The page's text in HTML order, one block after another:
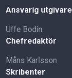
Ansvarig utgivare
Uffe Bodin
Chefredaktör
Måns Karlsson
Skribenter